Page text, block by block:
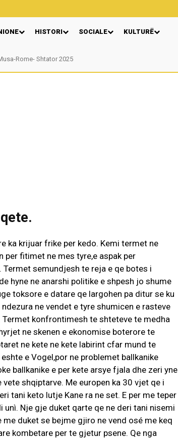
HISTORI SOCIALE KULTURË
Rome- Shtator 2025
ka krijuar frike per kedo. Kemi termet ne
per fitimet ne mes tyre,e aspak per
semundjesh te reja e qe botes i
hyne ne anarshi politike e shpesh jo shume
toksore e datare qe largohen pa ditur se ku
ne vendet e tyre shumicen e rasteve
Termet konfrontimesh te shteteve te medha
ne skenen e ekonomise boterore te
ne kete ne kete labirint cfar mund te
e Vogel,por ne problemet ballkanike
ballkanike e per kete arsye fjala dhe zeri yne
shqiptarve. Me europen ka 30 vjet qe i
tani keto lutje Kane ra ne set. E per me teper
Nje gje duket qarte qe ne deri tani nisemi
duket se bejme gjiro ne vend osé me keq
kombetare per te gjetur psene. Qe nga